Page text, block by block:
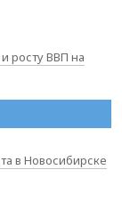
росту ВВП на
в Новосибирске